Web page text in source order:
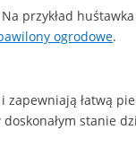
przykład
ogrodowe.
łatwą
stanie